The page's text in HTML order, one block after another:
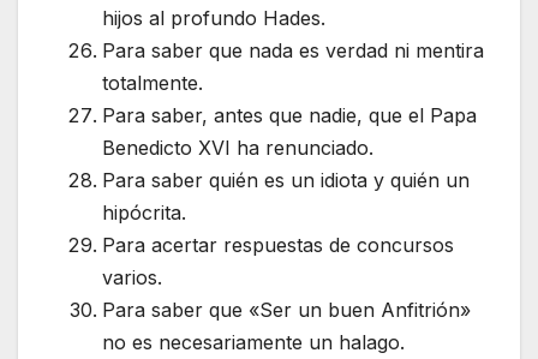
hijos al profundo Hades.
Para saber que nada es verdad ni mentira
totalmente.
Para saber, antes que nadie, que el Papa
Benedicto XVI ha renunciado.
Para saber quién es un idiota y quién un
hipócrita.
Para acertar respuestas de concursos
varios.
Para saber que «Ser un buen Anfitrión»
no es necesariamente un halago.